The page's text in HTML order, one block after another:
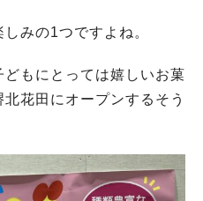
みの1つですよね。
もにとっては嬉しいお菓
花田にオープンするそう